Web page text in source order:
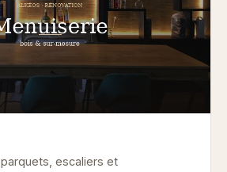
escaliers et